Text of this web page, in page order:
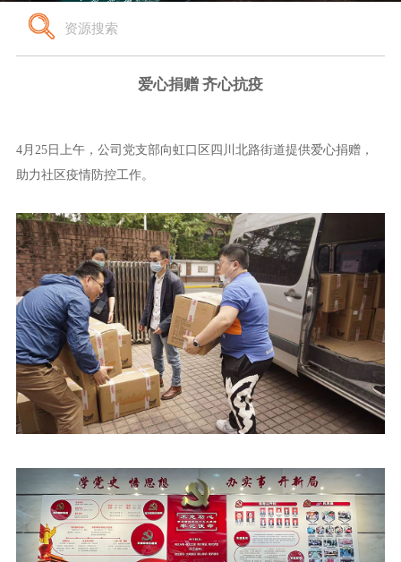
爱心捐赠 齐心抗疫
4月25日上午，公司党支部向虹口区四川北路街道提供爱心捐赠，
助力社区疫情防控工作。